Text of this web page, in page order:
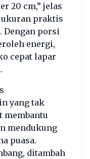
20 cm,” jelas
ukuran praktis
Dengan porsi
energi,
cepat lapar
yang tak
membantu
mendukung
puasa.
ditambah